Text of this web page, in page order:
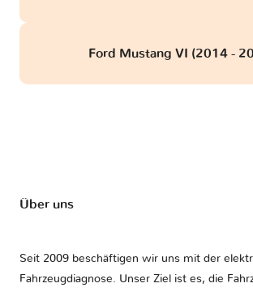
Ford Mustang VI (2014 -
Über uns
Seit 2009 beschäftigen wir uns mit der
Fahrzeugdiagnose. Unser Ziel ist es, die